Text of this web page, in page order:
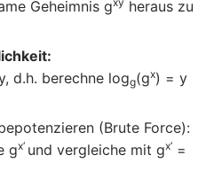
Geheimnis g
heraus zu
d.h. berechne logg(gx) = y
(Brute Force):
gx‘ und vergleiche mit gx‘ =